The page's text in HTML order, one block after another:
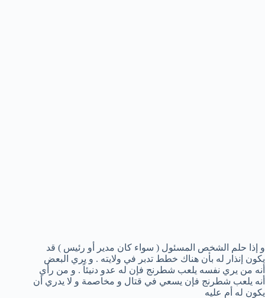
و إذا حلم الشخص المسئول ( سواء كان مدير أو رئيس ) قد
يكون إنذار له بأن هناك خطط تدبر في ولايته . و يري البعض
أنه من يري نفسه يلعب شطرنج فإن له عدو دنيئاً . و من رأي
أنه يلعب شطرنج فإن يسعي في قتال و مخاصمة و لا يدري أن
يكون له أم عليه